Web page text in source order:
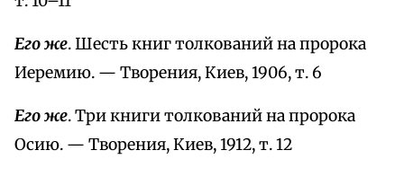
Его же. Шесть книг толкований на пророка
Иеремию. — Творения, Киев, 1906, т. 6
Его же. Три книги толкований на пророка
Осию. — Творения, Киев, 1912, т. 12